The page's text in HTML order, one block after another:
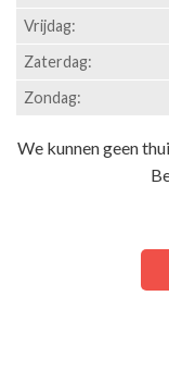
Vrijdag:
Zaterdag:
Zondag:
We kunnen geen